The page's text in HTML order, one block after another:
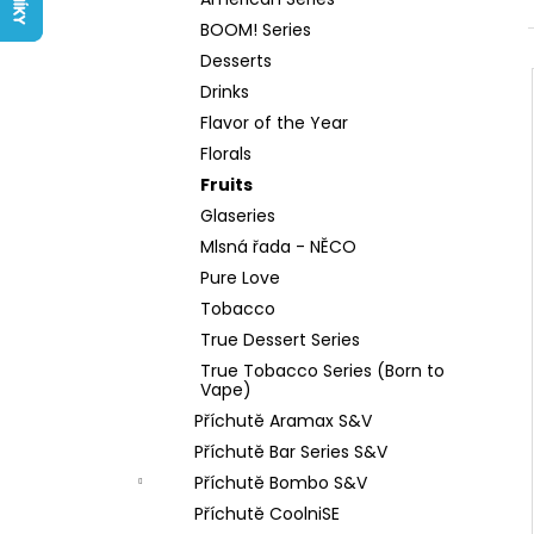
BOOM! Series
Desserts
Drinks
Flavor of the Year
Florals
Fruits
Glaseries
Mlsná řada - NĚCO
Pure Love
Tobacco
True Dessert Series
True Tobacco Series (Born to
Vape)
Příchutě Aramax S&V
Příchutě Bar Series S&V
Příchutě Bombo S&V
Příchutě CoolniSE
LIQUID ARAMAX 4PACK CIGAR
TOBACCO 4X10ML-18MG